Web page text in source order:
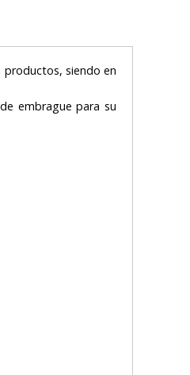
productos, siendo en
embrague para su